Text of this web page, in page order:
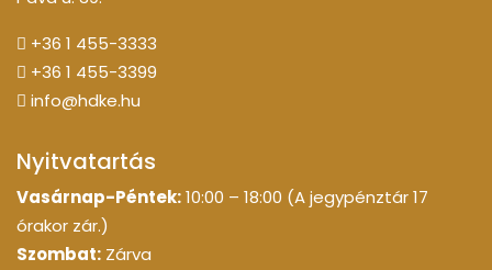
+36 1 455-3333
+36 1 455-3399
info@hdke.hu
Nyitvatartás
Vasárnap-Péntek:10:00 – 18:00 (A jegypénztár 17
órakor zár.)
Szombat: Zárva